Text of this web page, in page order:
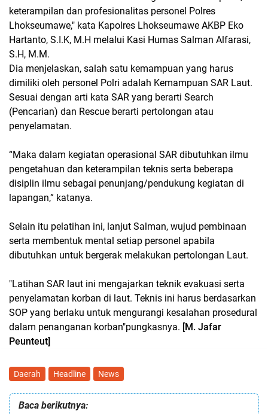
keterampilan dan profesionalitas personel Polres
Lhokseumawe," kata Kapolres Lhokseumawe AKBP Eko
Hartanto, S.I.K, M.H melalui Kasi Humas Salman Alfarasi,
S.H, M.M.
Dia menjelaskan, salah satu kemampuan yang harus
dimiliki oleh personel Polri adalah Kemampuan SAR Laut.
Sesuai dengan arti kata SAR yang berarti Search
(Pencarian) dan Rescue berarti pertolongan atau
penyelamatan.
“Maka dalam kegiatan operasional SAR dibutuhkan ilmu
pengetahuan dan keterampilan teknis serta beberapa
disiplin ilmu sebagai penunjang/pendukung kegiatan di
lapangan,” katanya.
Selain itu pelatihan ini, lanjut Salman, wujud pembinaan
serta membentuk mental setiap personel apabila
dibutuhkan untuk bergerak melakukan pertolongan Laut.
"Latihan SAR laut ini mengajarkan teknik evakuasi serta
penyelamatan korban di laut. Teknis ini harus berdasarkan
SOP yang berlaku untuk mengurangi kesalahan prosedural
dalam penanganan korban"pungkasnya. [M. Jafar
Peunteut]
Daerah Headline News
Baca berikutnya: